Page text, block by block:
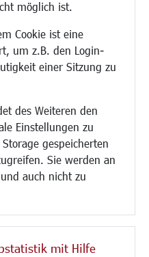
möglich ist.
Cookie ist eine
um z.B. den Login-
einer Sitzung zu
des Weiteren den
Einstellungen zu
gespeicherten
Sie werden an
auch nicht zu
mit Hilfe